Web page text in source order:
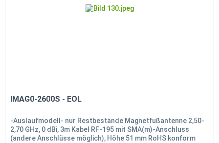
IMAG0-2600S - EOL
-Auslaufmodell- nur Restbestände Magnetfußantenne 2,50-
2,70 GHz, 0 dBi, 3m Kabel RF-195 mit SMA(m)-Anschluss
(andere Anschlüsse möglich), Höhe 51 mm RoHS konform